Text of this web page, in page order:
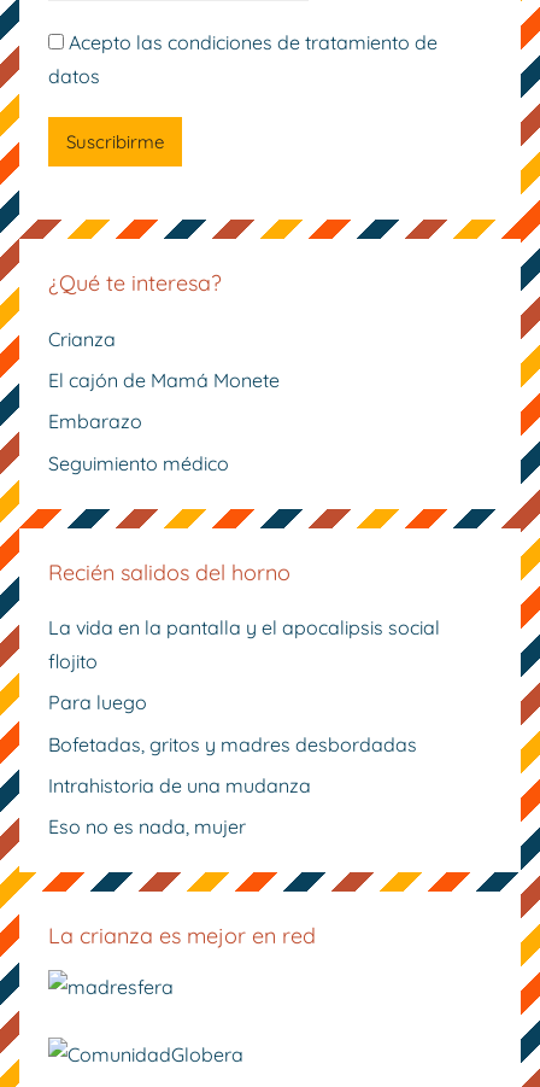
Acepto las condiciones de tratamiento de
datos
¿Qué te interesa?
Crianza
El cajón de Mamá Monete
Embarazo
Seguimiento médico
Recién salidos del horno
La vida en la pantalla y el apocalipsis social
flojito
Para luego
Bofetadas, gritos y madres desbordadas
Intrahistoria de una mudanza
Eso no es nada, mujer
La crianza es mejor en red